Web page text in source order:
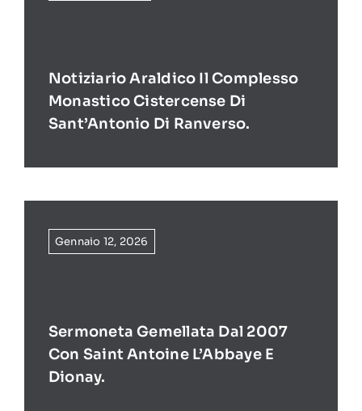
Notiziario Araldico Il Complesso
Monastico Cistercense Di
Sant’Antonio Di Ranverso.
Gennaio 12, 2026
Sermoneta Gemellata Dal 2007
Con Saint Antoine L’Abbaye E
Dionay.